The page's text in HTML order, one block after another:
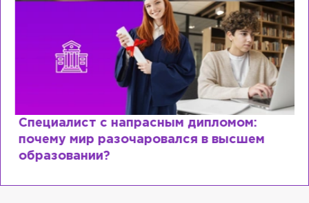
Специалист с напрасным дипломом:
почему мир разочаровался в высшем
образовании?